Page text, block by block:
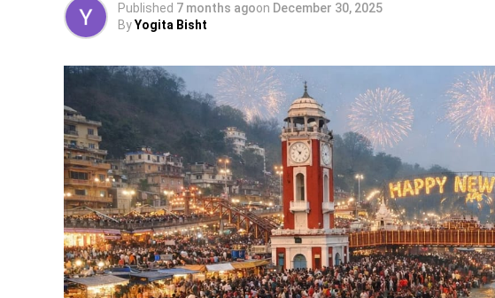
Published 7 months agoon December 30, 2025
ByYogita Bisht